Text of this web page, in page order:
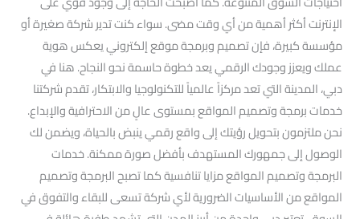
الإنترنت أكثر أهمية من أي وقت مضى. سواء كنت تدير شركة صغيرة أو
مؤسسة كبيرة، فإن تصميم وبرمجة موقع إلكتروني يعكس هوية
عملك ويعزز وجودك الرقمي يعد خطوة حاسمة نحو النجاح. هنا في
دبي، المدينة التي تعد مركزاً عالمياً للتكنولوجيا والابتكار، تقدم شركتنا
خدمات برمجة وتصميم المواقع بمستوى عالٍ من الاحترافية والإبداع.
نحن ملتزمون بتحويل رؤيتك إلى واقع رقمي ينبض بالحياة، ويضمن لك
الوصول إلى جمهورك المستهدف بأفضل صورة ممكنة. خدمات
البرمجة وتصميم المواقع مزايا تنافسية كما تصبح البرمجة وتصميم
المواقع من الأساسيات الضرورية لأي شركة تسعى للبقاء والتفوق في